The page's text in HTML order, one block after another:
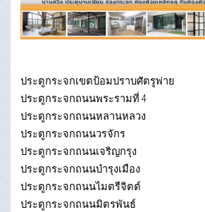
ประตูกระจกเขตป้อมปราบศัตรูพ่าย
ประตูกระจกถนนพระรามที่ 4
ประตูกระจกถนนหลานหลวง
ประตูกระจกถนนวรจักร
ประตูกระจกถนนเจริญกรุง
ประตูกระจกถนนบำรุงเมือง
ประตูกระจกถนนไมตรีจิตต์
ประตูกระจกถนนมิตรพันธ์